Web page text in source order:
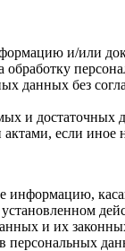
и/или
обработку
данных без
и
если
информацию,
и их